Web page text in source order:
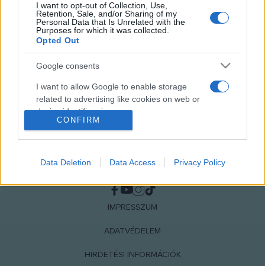
I want to opt-out of Collection, Use,
Retention, Sale, and/or Sharing of my
Personal Data that Is Unrelated with the
Purposes for which it was collected.
Opted Out
Google consents
I want to allow Google to enable storage
related to advertising like cookies on web or
device identifiers in apps.
personalized advertising.
I want to allow Google to enable storage
device identifiers in apps.
I want to allow Google to enable storage
CONFIRM
Data Deletion Data Access Privacy Policy
MEGOSZTÁS
IMPRESSZUM
ADATVÉDELEM
HIRDETÉSI INFORMÁCIÓK